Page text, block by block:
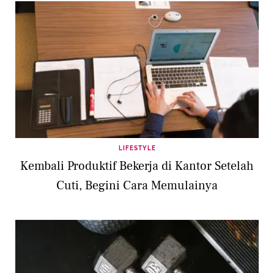
LIFESTYLE
Kembali Produktif Bekerja di Kantor Setelah
Cuti, Begini Cara Memulainya